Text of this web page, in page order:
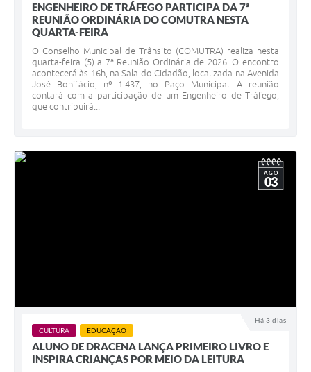
ENGENHEIRO DE TRÁFEGO PARTICIPA DA 7ª
REUNIÃO ORDINÁRIA DO COMUTRA NESTA
QUARTA-FEIRA
O Conselho Municipal de Trânsito (COMUTRA) realiza nesta
quarta-feira (5) a 7ª Reunião Ordinária de 2026. O encontro
acontecerá às 16h, na Sala do Cidadão, localizada na Avenida
José Bonifácio, nº 1.437, no Paço Municipal. A reunião
contará com a participação de um Engenheiro de Tráfego,
que contribuirá...
Há 3 dias
AGO
03
CULTURA EDUCAÇÃO
ALUNO DE DRACENA LANÇA PRIMEIRO LIVRO E
INSPIRA CRIANÇAS POR MEIO DA LEITURA